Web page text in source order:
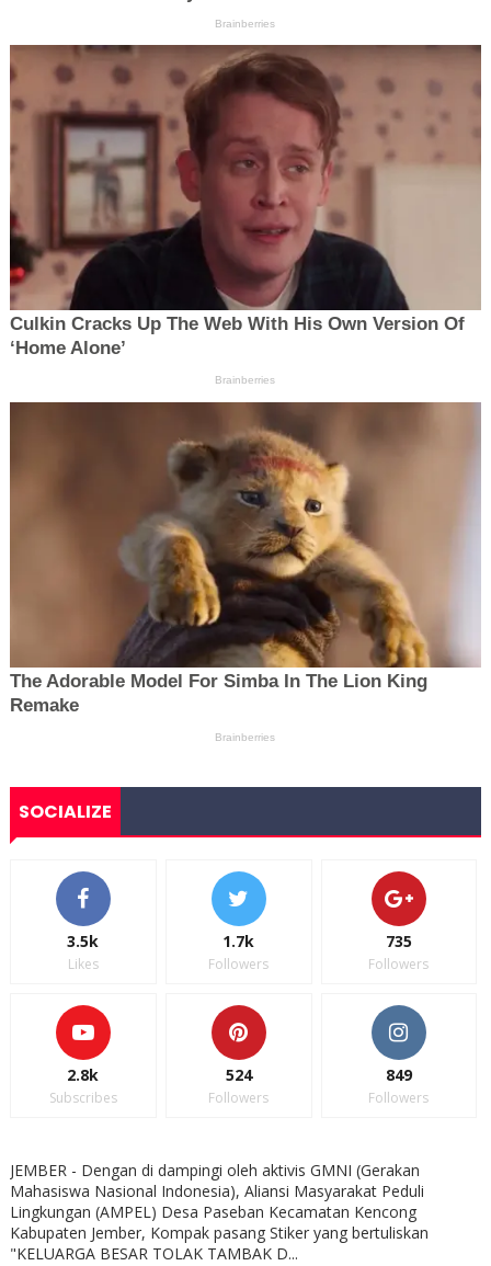
SOCIALIZE
3.5k
Likes
1.7k
Followers
735
Followers
2.8k
Subscribes
524
Followers
849
Followers
JEMBER - Dengan di dampingi oleh aktivis GMNI (Gerakan
Mahasiswa Nasional Indonesia), Aliansi Masyarakat Peduli
Lingkungan (AMPEL) Desa Paseban Kecamatan Kencong
Kabupaten Jember, Kompak pasang Stiker yang bertuliskan
"KELUARGA BESAR TOLAK TAMBAK D...